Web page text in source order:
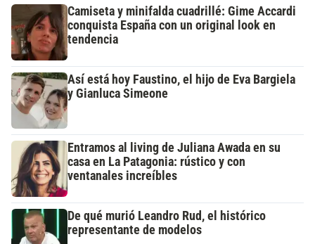
Camiseta y minifalda cuadrillé: Gime Accardi
conquista España con un original look en
tendencia
Así está hoy Faustino, el hijo de Eva Bargiela
y Gianluca Simeone
Entramos al living de Juliana Awada en su
casa en La Patagonia: rústico y con
ventanales increíbles
De qué murió Leandro Rud, el histórico
representante de modelos